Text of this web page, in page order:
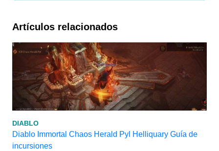
Artículos relacionados
DIABLO
Diablo Immortal Chaos Herald Pyl Helliquary Guía de
incursiones